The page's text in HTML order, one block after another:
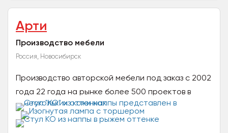
Арти
Производство мебели
Россия, Новосибирск
Производство авторской мебели под заказ с 2002
года 22 года на рынке более 500 проектов в
портфолио 40 работников в штате Причины
довериться...